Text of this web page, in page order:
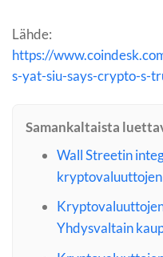
Lähde:
https://
s-yat-siu-says-crypto-s-
Samankaltaista
Wall Streetin
Yhdysvaltain